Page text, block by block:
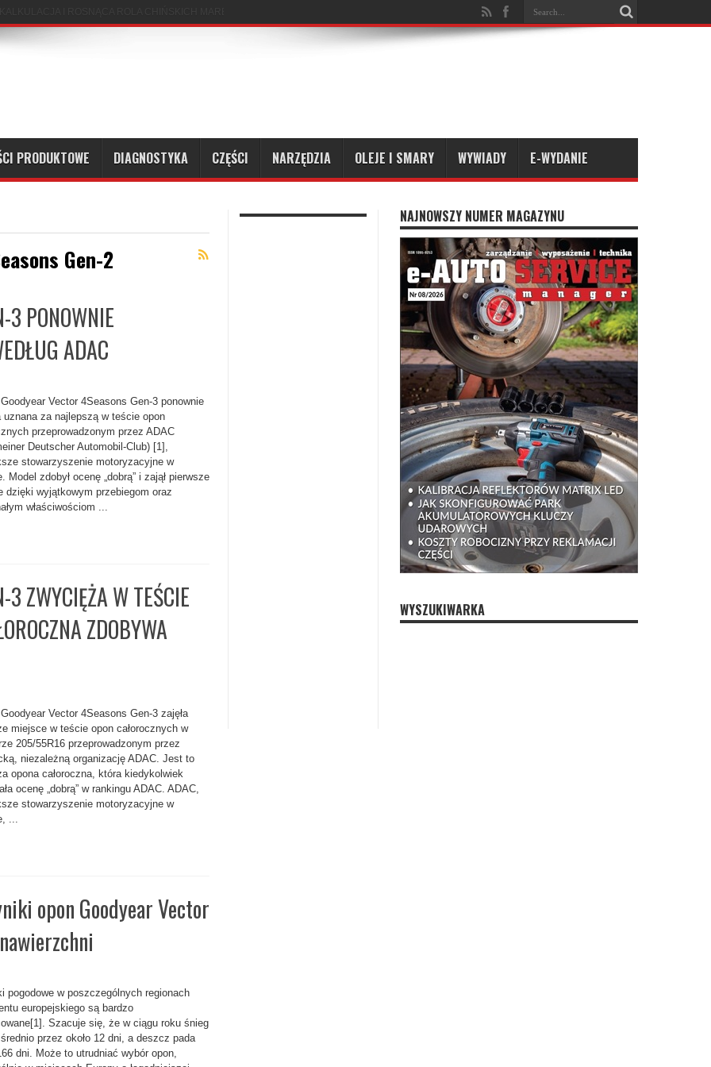
PRODUKTOWE DIAGNOSTYKA CZĘŚCI NARZĘDZIA OLEJE I SMARY WYWIADY E-WYDANIE
Gen-2
3 PONOWNIE
ADAC
Vector 4Seasons Gen-3 ponownie
uznana za najlepszą w teście opon
przeprowadzonym przez ADAC
Deutscher Automobil-Club) [1],
stowarzyszenie motoryzacyjne w
Model zdobył ocenę „dobrą” i zajął pierwsze
dzięki wyjątkowym przebiegom oraz
właściwościom ...
3 ZWYCIĘŻA W TEŚCIE
ZDOBYWA
Vector 4Seasons Gen-3 zajęła
miejsce w teście opon całorocznych w
205/55R16 przeprowadzonym przez
niezależną organizację ADAC. Jest to
opona całoroczna, która kiedykolwiek
ocenę „dobrą” w rankingu ADAC. ADAC,
stowarzyszenie motoryzacyjne w
...
opon Goodyear Vector
pogodowe w poszczególnych regionach
europejskiego są bardzo
Szacuje się, że w ciągu roku śnieg
przez około 12 dni, a deszcz pada
dni. Może to utrudniać wybór opon,
NAJNOWSZY NUMER MAGAZYNU
WYSZUKIWARKA